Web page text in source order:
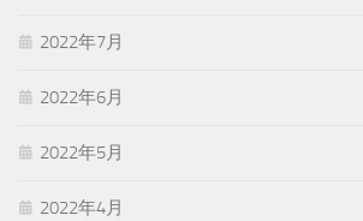
2022年7月
2022年6月
2022年5月
2022年4月